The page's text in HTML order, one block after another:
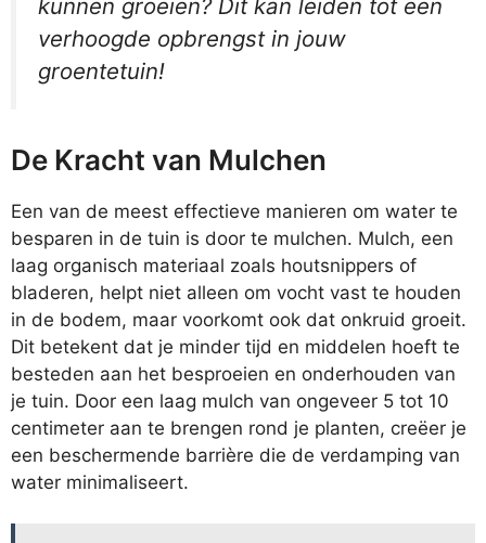
kunnen groeien? Dit kan leiden tot een
verhoogde opbrengst in jouw
groentetuin!
De Kracht van Mulchen
Een van de meest effectieve manieren om water te
besparen in de tuin is door te mulchen. Mulch, een
laag organisch materiaal zoals houtsnippers of
bladeren, helpt niet alleen om vocht vast te houden
in de bodem, maar voorkomt ook dat onkruid groeit.
Dit betekent dat je minder tijd en middelen hoeft te
besteden aan het besproeien en onderhouden van
je tuin. Door een laag mulch van ongeveer 5 tot 10
centimeter aan te brengen rond je planten, creëer je
een beschermende barrière die de verdamping van
water minimaliseert.